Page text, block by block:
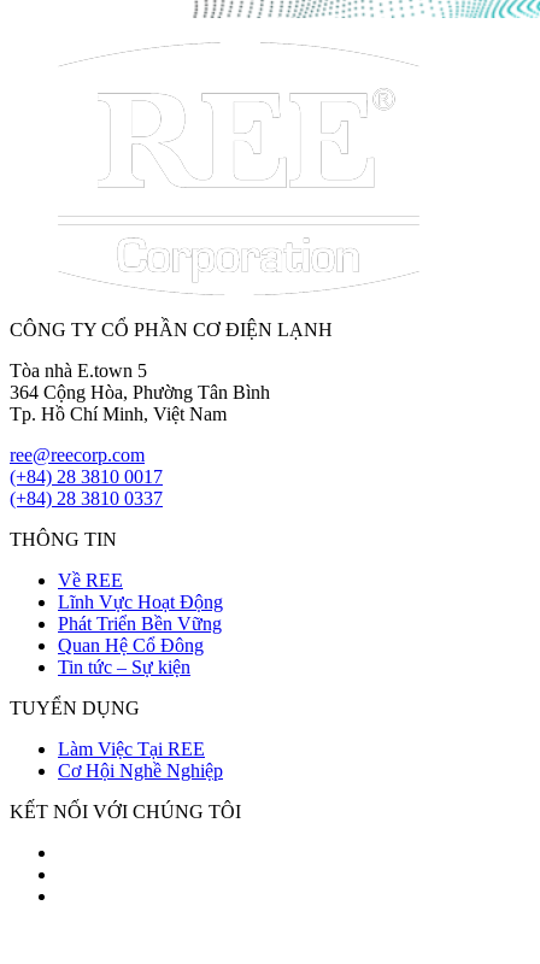
CÔNG TY CỔ PHẦN CƠ ĐIỆN LẠNH
Tòa nhà E.town 5
364 Cộng Hòa, Phường Tân Bình
Tp. Hồ Chí Minh, Việt Nam
ree@reecorp.com
(+84) 28 3810 0017
(+84) 28 3810 0337
THÔNG TIN
Về REE
Lĩnh Vực Hoạt Động
Phát Triển Bền Vững
Quan Hệ Cổ Đông
Tin tức – Sự kiện
TUYỂN DỤNG
Làm Việc Tại REE
Cơ Hội Nghề Nghiệp
KẾT NỐI VỚI CHÚNG TÔI